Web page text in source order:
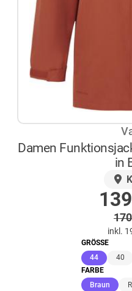
Damen
in
inkl.
GRÖSSE
44
40
FARBE
Braun